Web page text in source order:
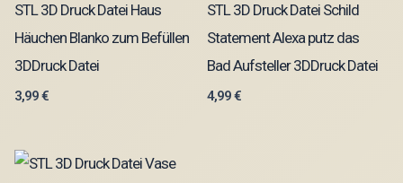
STL 3D Druck Datei Haus
Häuchen Blanko zum Befüllen
3DDruck Datei
3,99€
STL 3D Druck Datei Schild
Statement Alexa putz das
Bad Aufsteller 3DDruck Datei
4,99€